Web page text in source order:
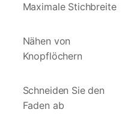
Maximale Stichbreite
Nähen von
Knopflöchern
Schneiden Sie den
Faden ab